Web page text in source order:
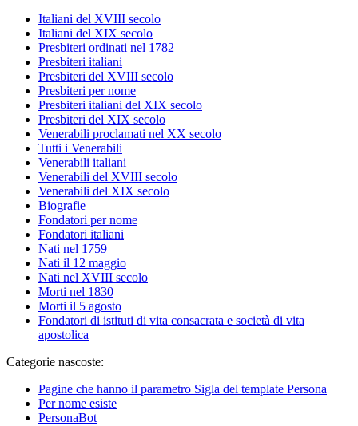
Italiani del XVIII secolo
Italiani del XIX secolo
Presbiteri ordinati nel 1782
Presbiteri italiani
Presbiteri del XVIII secolo
Presbiteri per nome
Presbiteri italiani del XIX secolo
Presbiteri del XIX secolo
Venerabili proclamati nel XX secolo
Tutti i Venerabili
Venerabili italiani
Venerabili del XVIII secolo
Venerabili del XIX secolo
Biografie
Fondatori per nome
Fondatori italiani
Nati nel 1759
Nati il 12 maggio
Nati nel XVIII secolo
Morti nel 1830
Morti il 5 agosto
Fondatori di istituti di vita consacrata e società di vita
apostolica
Categorie nascoste:
Pagine che hanno il parametro Sigla del template Persona
Per nome esiste
PersonaBot